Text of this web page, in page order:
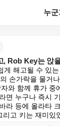
, Rob Key는 앉
게 해고될 수 있
손가락을 물거
와 함께 휴가
면 누구나 즉시
라 등에 올라타
고 키는 재미있